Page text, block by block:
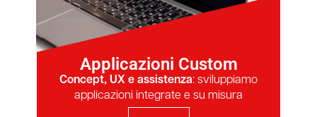
Applicazioni Custom
Concept, UX e assistenza: sviluppiamo
applicazioni integrate e su misura